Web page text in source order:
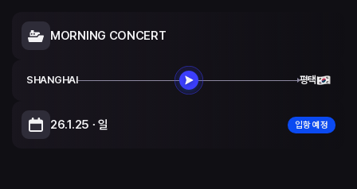
MORNING CONCERT
SHANGHAI 평택
26.1.25 ∙ 일 입항 예정